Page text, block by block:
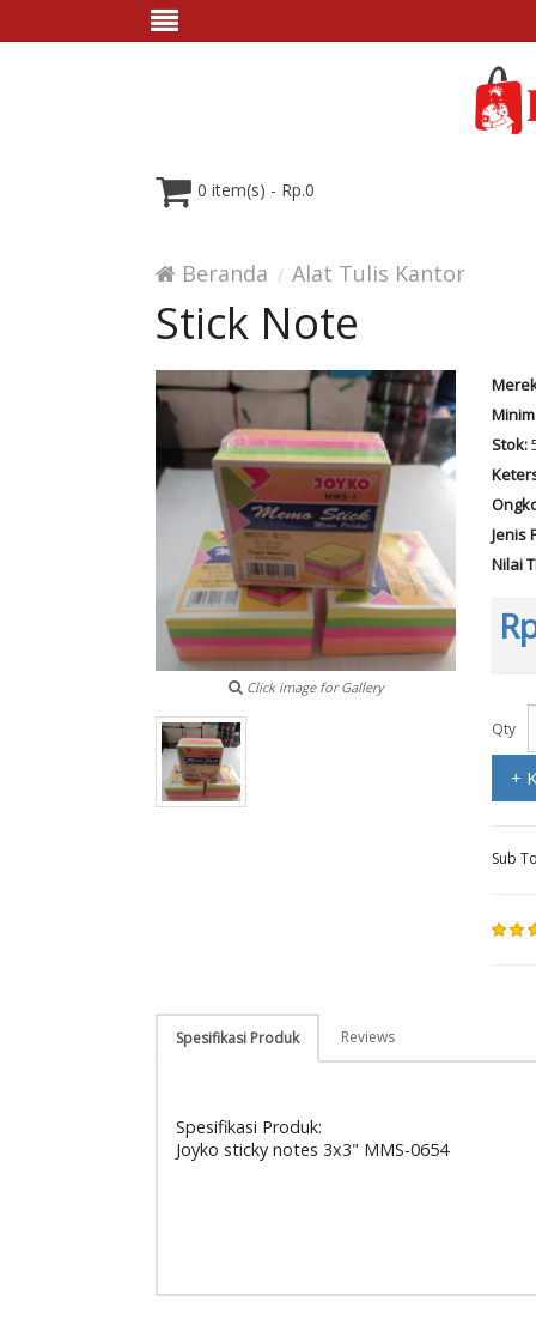
0 item(s) - Rp.0
Beranda Alat Tulis Kantor
Stick Note
Click image for Gallery
Stok:
Jenis
Nilai
Qty
+
Sub
Spesifikasi Produk Reviews
Spesifikasi Produk:
Joyko sticky notes 3x3" MMS-0654